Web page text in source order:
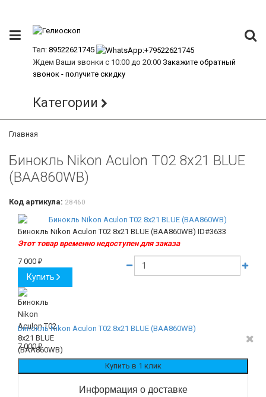
Тел: 89522621745
Ждем Ваши звонки с 10:00 до 20:00 Закажите обратный
звонок - получите скидку
Категории
Главная
Бинокль Nikon Aculon T02 8x21 BLUE
(BAA860WB)
Код артикула: 28460
Бинокль Nikon Aculon T02 8x21 BLUE (BAA860WB) ID#3633
Этот товар временно недоступен для заказа
7 000 ₽
Купить
Бинокль Nikon Aculon T02 8x21 BLUE (BAA860WB)
7 000₽
Информация о доставке